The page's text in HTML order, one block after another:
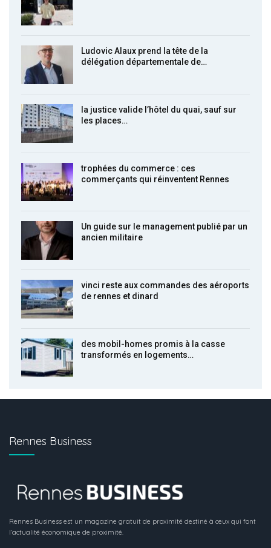
Ludovic Alaux prend la tête de la
délégation départementale de…
la justice valide l’hôtel du quai, sauf sur
les places…
trophées du commerce : ces
commerçants qui réinventent Rennes
Un guide sur le management publié par un
ancien militaire
vinci reste aux commandes des aéroports
de rennes et dinard
des mobil-homes promis à la casse
transformés en logements…
Rennes Business
Rennes Business est un magazine gratuit de proximité destiné à ceux qui font
l’actualité économique de proximité.